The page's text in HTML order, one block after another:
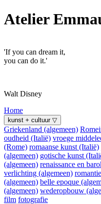
Atelier
'If you can dream it,
you can do it.'
Walt Disney
Home
kunst + cultuur ▽
Griekenland (algemeen)
oudheid (Italië) vroege
(Rome) romaanse kunst (Italië)
(algemeen) gotische kunst
(algemeen) renaissance en
verlichting (algemeen)
(algemeen) belle epoque
(algemeen) wederopbouw
film fotografie